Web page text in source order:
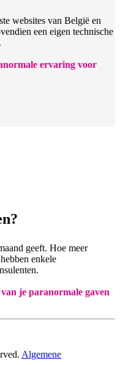
websites van België en
een eigen technische
ervaring voor
geeft. Hoe meer
enkele
je paranormale gaven
Algemene